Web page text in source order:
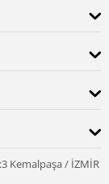
Kemalpaşa / İZMİR